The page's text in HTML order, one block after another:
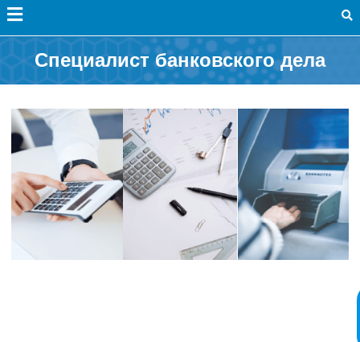
Специалист банковского дела